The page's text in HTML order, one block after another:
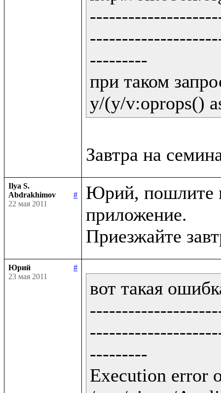
---------
при таком
y/(y/v:oprops()
Ilya S.
Abdrakhimov
#
22 мая 2011
Юрий, пошлите
приложение.
Юрий
#
23 мая 2011
вот такая
---------
Execution error